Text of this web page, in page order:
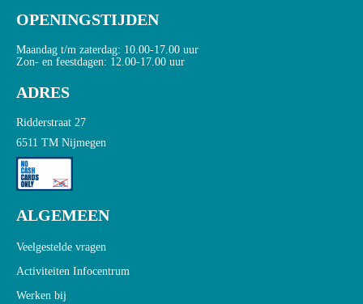
OPENINGSTIJDEN
Maandag t/m zaterdag: 10.00-17.00 uur
Zon- en feestdagen: 12.00-17.00 uur
ADRES
Ridderstraat 27
6511 TM Nijmegen
ALGEMEEN
Veelgestelde vragen
Activiteiten Infocentrum
Werken bij